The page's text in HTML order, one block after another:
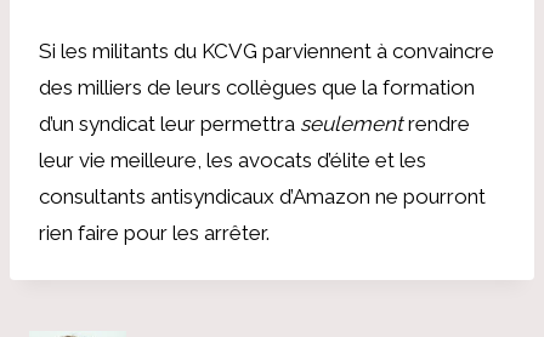
Si les militants du KCVG parviennent à convaincre
des milliers de leurs collègues que la formation
d’un syndicat leur permettra seulementrendre
leur vie meilleure, les avocats d’élite et les
consultants antisyndicaux d’Amazon ne pourront
rien faire pour les arrêter.